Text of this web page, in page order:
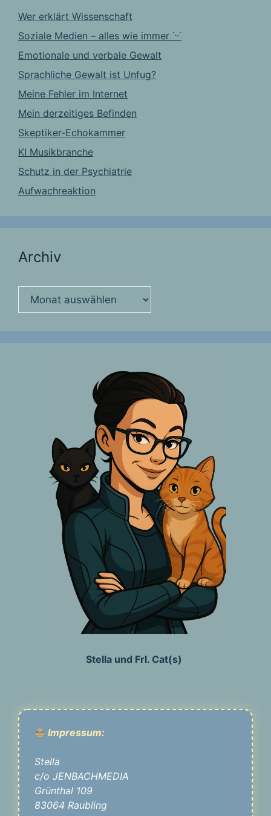
Wer erklärt Wissenschaft
Soziale Medien – alles wie immer ˙ᵕ˙
Emotionale und verbale Gewalt
Sprachliche Gewalt ist Unfug?
Meine Fehler im Internet
Mein derzeitiges Befinden
Skeptiker-Echokammer
KI Musikbranche
Schutz in der Psychiatrie
Aufwachreaktion
Archiv
Archiv
Stella und Frl. Cat(s)
Impressum:
Stella
c/o JENBACHMEDIA
Grünthal 109
83064 Raubling